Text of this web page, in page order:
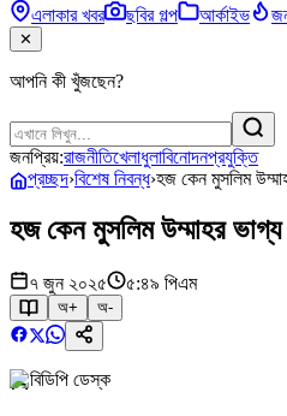
এলাকার খবর
ছবির গল্প আর্কাইভ
✕
আপনি কী খুঁজছেন?
জনপ্রিয়:রাজনীতিখেলাধুলাবিনোদনপ্রযুক্তি
প্রচ্ছদ›বিশেষ নিবন্ধ›হজ কেন মুসলিম
হজ কেন মুসলিম উম্মাহর ভাগ্য
৭ জুন ২০২৫ ৫:৪৯ পিএম
অ+ অ-
বিডিপি ডেস্ক